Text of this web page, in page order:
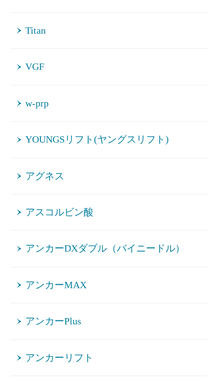
Titan
VGF
w-prp
YOUNGSリフト(ヤングスリフト)
アグネス
アスコルビン酸
アンカーDXダブル（バイニードル）
アンカーMAX
アンカーPlus
アンカーリフト